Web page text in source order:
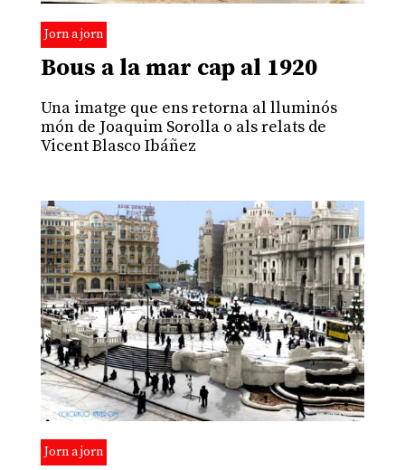
Jorn a jorn
Bous a la mar cap al 1920
Una imatge que ens retorna al lluminós
món de Joaquim Sorolla o als relats de
Vicent Blasco Ibáñez
Jorn a jorn